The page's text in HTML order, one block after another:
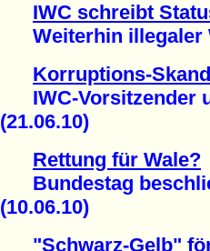
IWC schreibt
Weiterhin illegaler
Korruptions-
IWC-Vorsitzender
(21.06.10)
Rettung für Wale?
Bundestag
(10.06.10)
"Schwarz-Gelb"